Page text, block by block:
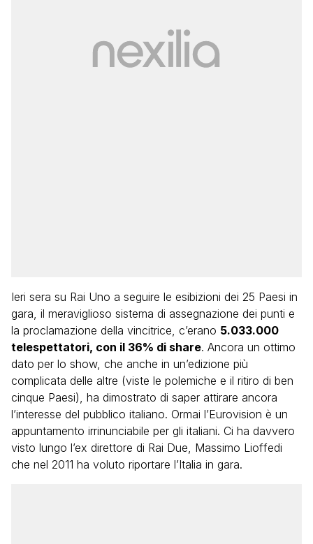
Ieri sera su Rai Uno a seguire le esibizioni dei 25 Paesi in
gara, il meraviglioso sistema di assegnazione dei punti e
la proclamazione della vincitrice, c’erano 5.033.000
telespettatori, con il 36% di share. Ancora un ottimo
dato per lo show, che anche in un’edizione più
complicata delle altre (viste le polemiche e il ritiro di ben
cinque Paesi), ha dimostrato di saper attirare ancora
l’interesse del pubblico italiano. Ormai l’Eurovision è un
appuntamento irrinunciabile per gli italiani. Ci ha davvero
visto lungo l’ex direttore di Rai Due, Massimo Lioffedi
che nel 2011 ha voluto riportare l’Italia in gara.